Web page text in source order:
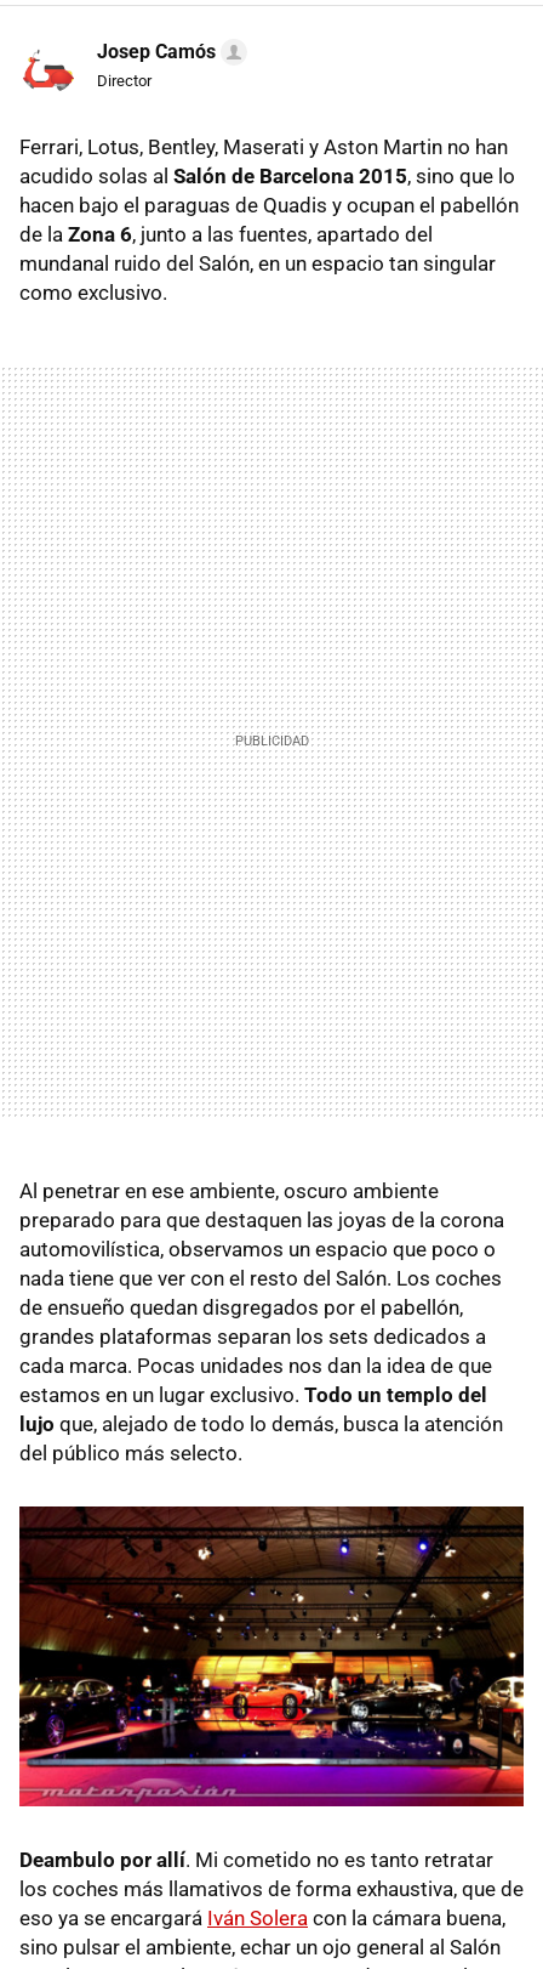
Josep Camós
Director
Ferrari, Lotus, Bentley, Maserati y Aston Martin no han
acudido solas al Salón de Barcelona 2015, sino que lo
hacen bajo el paraguas de Quadis y ocupan el pabellón
de la Zona 6, junto a las fuentes, apartado del
mundanal ruido del Salón, en un espacio tan singular
como exclusivo.
Al penetrar en ese ambiente, oscuro ambiente
preparado para que destaquen las joyas de la corona
automovilística, observamos un espacio que poco o
nada tiene que ver con el resto del Salón. Los coches
de ensueño quedan disgregados por el pabellón,
grandes plataformas separan los sets dedicados a
cada marca. Pocas unidades nos dan la idea de que
estamos en un lugar exclusivo. Todo un templo del
lujo que, alejado de todo lo demás, busca la atención
del público más selecto.
Deambulo por allí. Mi cometido no es tanto retratar
los coches más llamativos de forma exhaustiva, que de
eso ya se encargará Iván Solera con la cámara buena,
sino pulsar el ambiente, echar un ojo general al Salón